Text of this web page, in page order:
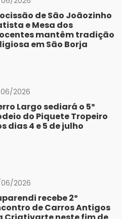
de São Joãozinho
e Mesa dos
mantêm tradição
em São Borja
2026
Largo sediará o 5º
do Piquete Tropeiro
dias 4 e 5 de julho
06/2026
recebe 2º
de Carros Antigos